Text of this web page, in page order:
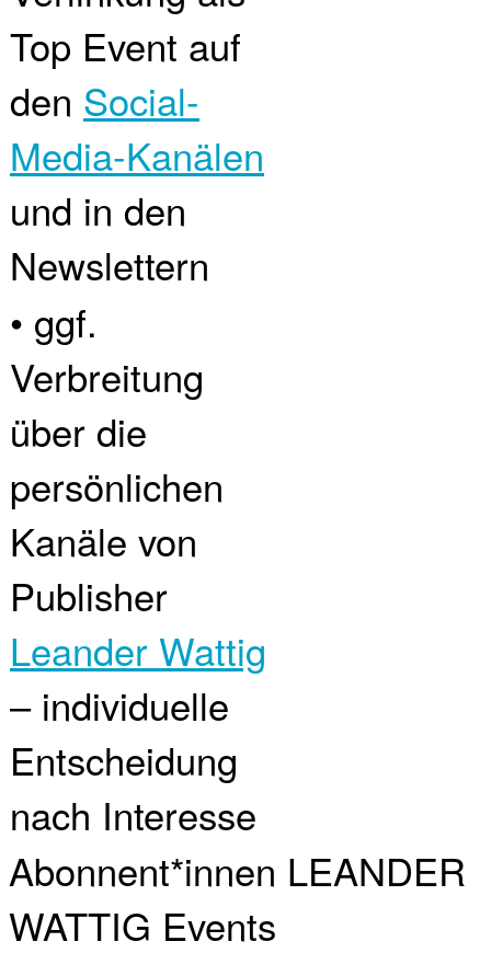
Top Event auf
den Social-
Media-Kanälen
und in den
Newslettern
• ggf.
Verbreitung
über die
persönlichen
Kanäle von
Publisher
Leander Wattig
– individuelle
Entscheidung
nach Interesse
Abonnent*innen LEANDER
WATTIG Events